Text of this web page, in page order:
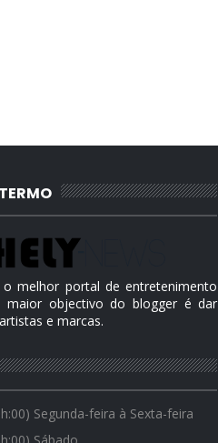
melhor portal de entretenimento
maior objectivo do blogger é dar
e marcas.
Segunda-feira à Sexta-feira
Sábado